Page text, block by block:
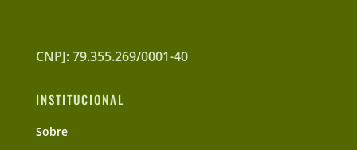
CNPJ: 79.355.269/0001-40
INSTITUCIONAL
Sobre